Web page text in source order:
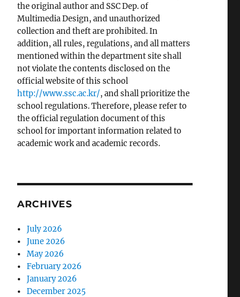
the original author and SSC Dep. of
Multimedia Design, and unauthorized
collection and theft are prohibited. In
addition, all rules, regulations, and all matters
mentioned within the department site shall
not violate the contents disclosed on the
official website of this school
http://www.ssc.ac.kr/, and shall prioritize the
school regulations. Therefore, please refer to
the official regulation document of this
school for important information related to
academic work and academic records.
ARCHIVES
July 2026
June 2026
May 2026
February 2026
January 2026
December 2025